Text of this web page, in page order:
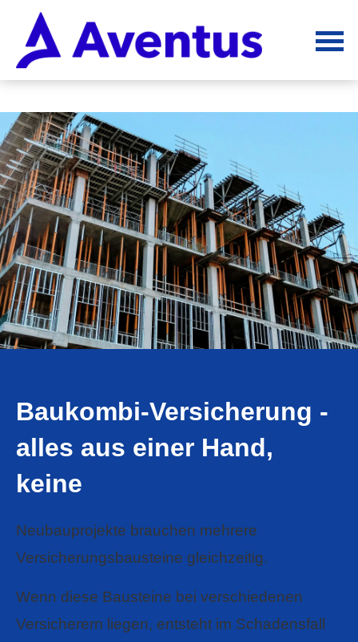
Baukombi-Versicherung -
alles aus einer Hand,
keine
Neubauprojekte brauchen mehrere
Versicherungsbausteine gleichzeitig.
Wenn diese Bausteine bei verschiedenen
Versicherern liegen, entsteht im Schadensfall